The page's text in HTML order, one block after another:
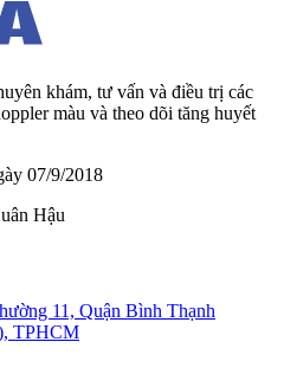
khám, tư vấn và điều trị các
màu và theo dõi tăng huyết
07/9/2018
Hậu
11, Quận Bình Thạnh
TPHCM